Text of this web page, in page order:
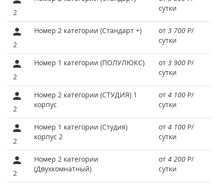
2
сутки
2
Номер 2 категории (Стандарт +) от 3 700 Р/
сутки
2
Номер 1 категории (ПОЛУЛЮКС) от 3 900 Р/
сутки
2
Номер 2 категории (СТУДИЯ) 1
корпус
от 4 100 Р/
сутки
2
Номер 1 категории (Студия)
корпус 2
от 4 100 Р/
сутки
2
Номер 2 категории
(Двухкомнатный)
от 4 200 Р/
сутки